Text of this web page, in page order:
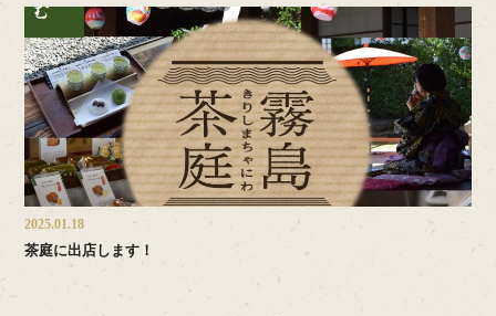
2025.01.18
茶庭に出店します！